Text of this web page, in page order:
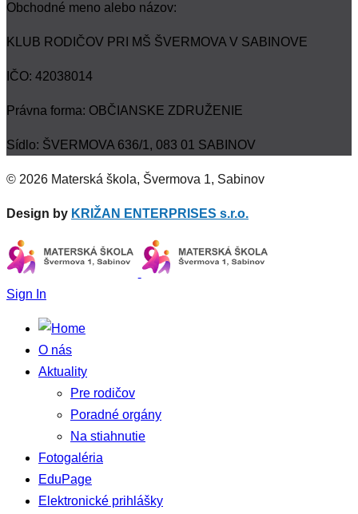
Obchodné meno alebo názov:
KLUB RODIČOV PRI MŠ ŠVERMOVA V SABINOVE
IČO: 42038014
Právna forma: OBČIANSKE ZDRUŽENIE
Sídlo: ŠVERMOVA 636/1, 083 01 SABINOV
© 2026 Materská škola, Švermova 1, Sabinov
Design by KRIŽAN ENTERPRISES s.r.o.
Sign In
O nás
Aktuality
Pre rodičov
Poradné orgány
Na stiahnutie
Fotogaléria
EduPage
Elektronické prihlášky